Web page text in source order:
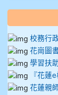
校務行
花崗圖
學習扶
『花蓮
花蓮親